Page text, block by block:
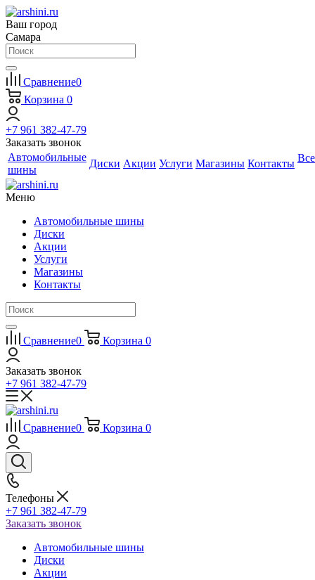
Ваш город
Самара
Сравнение0
Корзина 0
+7 961 382-47-79
Заказать звонок
Автомобильные
шины
Диски Акции Услуги Магазины Контакты Все
Меню
Автомобильные шины
Диски
Акции
Услуги
Магазины
Контакты
Сравнение0 Корзина 0
Заказать звонок
+7 961 382-47-79
Сравнение0 Корзина 0
Телефоны
+7 961 382-47-79
Заказать звонок
Автомобильные шины
Диски
Акции